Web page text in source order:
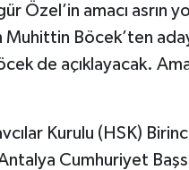
Özel’in amacı asrın
Böcek’ten
de açıklayacak.
Kurulu (HSK)
Cumhuriyet